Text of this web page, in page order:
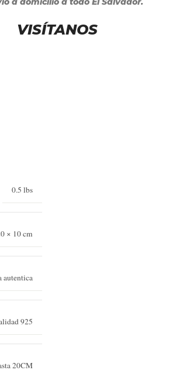
VISÍTANOS
0.5 lbs
× 10 cm
autentica
925
20CM